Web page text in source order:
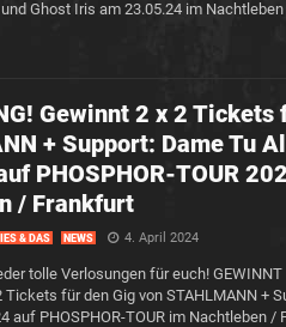
Ghost Iris am 23.05.24 im
Gewinnt 2 x 2 Tickets
+ Support: Dame Tu
PHOSPHOR-TOUR
/ Frankfurt
& DAS NEWS 4. April 2024
tolle Verlosungen für euch!
Tickets für den Gig von STAHLMANN +
auf PHOSPHOR-TOUR im Nachtleben /